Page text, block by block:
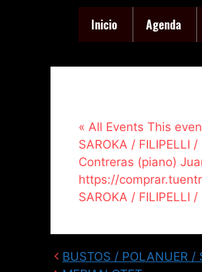
Inicio Agenda
« All Events This
SAROKA / FILIPELLI
Contreras (piano)
https://
SAROKA / FILIPELLI /
BUSTOS / POLANUER /